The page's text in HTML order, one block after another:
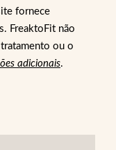
fornece
FreaktoFit não
ou o
adicionais.